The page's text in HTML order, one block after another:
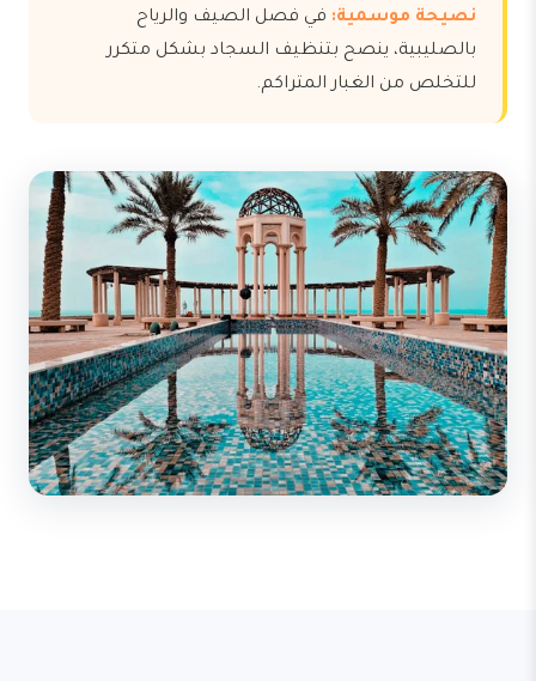
نصيحة موسمية: في فصل الصيف والرياح
بالصليبية، ينصح بتنظيف السجاد بشكل متكرر
للتخلص من الغبار المتراكم.